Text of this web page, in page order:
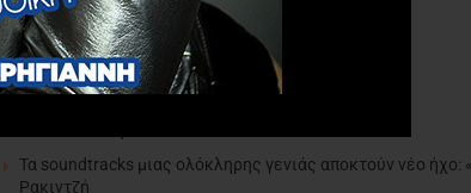
editor pick
Τα soundtracks μιας ολόκληρης γενιάς αποκτούν νέο ήχο:
Ρακιντζή